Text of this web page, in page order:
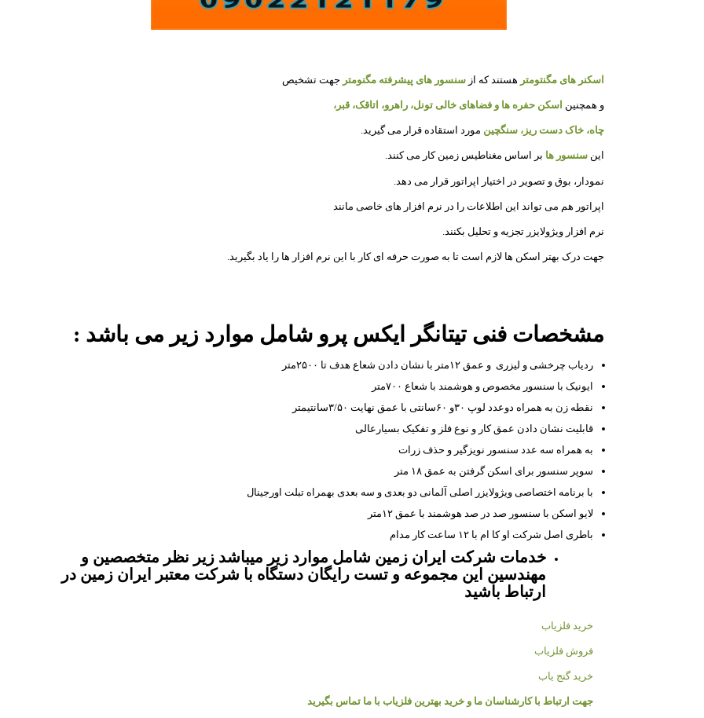
اسکنر های مگنتومتر هستند که از سنسور های پیشرفته مگنومتر جهت تشخیص
و همچنین اسکن حفره ها و فضاهای خالی تونل، راهرو، اتاقک، قبر،
چاه، خاک دست ریز، سنگچین مورد استقاده قرار می گیرید.
این سنسور ها بر اساس مغناطیس زمین کار می کنند.
نمودار، بوق و تصویر در اختیار اپراتور قرار می دهد.
اپراتور هم می تواند این اطلاعات را در نرم افزار های خاصی مانند
نرم افزار ویژولایزر تجزیه و تحلیل بکنند.
جهت درک بهتر اسکن ها لازم است تا به صورت حرفه ای کار با این نرم افزار ها را یاد بگیرید.
مشخصات فنی تیتانگر ایکس پرو شامل موارد زیر می باشد :
ردیاب چرخشی و لیزری و عمق ۱۲متر با نشان دادن شعاع هدف تا ۲۵۰۰متر
ایونیک با سنسور مخصوص و هوشمند با شعاع ۷۰۰متر
نقطه زن به همراه دوعدد لوپ ۳۰و ۶۰سانتی با عمق نهایت ۳/۵۰سانتیمتر
قابلیت نشان دادن عمق کار و نوع فلز و تفکیک بسیارعالی
به همراه سه عدد سنسور نویزگیر و حذف زرات
سوپر سنسور برای اسکن گرفتن به عمق ۱۸ متر
با برنامه اختصاصی ویژولایزر اصلی آلمانی دو بعدی و سه بعدی بهمراه تبلت اورجینال
لایو اسکن با سنسور صد در صد هوشمند با عمق ۱۲متر
باطری اصل شرکت او کا ام با ۱۲ ساعت کار مدام
خدمات شرکت ایران زمین شامل موارد زیر میباشد زیر نظر متخصصین و
مهندسین این مجموعه و تست رایگان دستگاه با شرکت معتبر ایران زمین در
ارتباط باشید
خرید فلزیاب
فروش فلزیاب
خرید گنج یاب
جهت ارتباط با کارشناسان ما و خرید بهترین فلزیاب با ما تماس بگیرید